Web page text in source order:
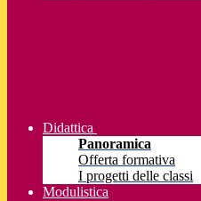
Didattica
Panoramica
Offerta formativa
I progetti delle classi
Modulistica